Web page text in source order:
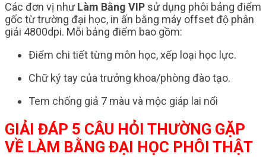
Các đơn vị nhưLàm Bằng VIP sử dụng phôi bảng điểm
gốc từ trường đại học, in ấn bằng máy offset độ phân
giải 4800dpi. Mỗi bảng điểm bao gồm:
Điểm chi tiết từng môn học, xếp loại học lực.
Chữ ký tay của trưởng khoa/phòng đào tạo.
Tem chống giả 7 màu và mộc giáp lai nổi
GIẢI ĐÁP 5 CÂU HỎI THƯỜNG GẶP
VỀ LÀM BẰNG ĐẠI HỌC PHÔI THẬT